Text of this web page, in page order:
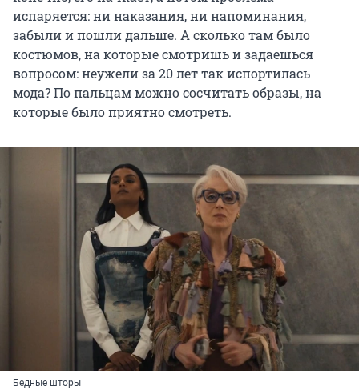
испаряется: ни наказания, ни напоминания,
забыли и пошли дальше. А сколько там было
костюмов, на которые смотришь и задаешься
вопросом: неужели за 20 лет так испортилась
мода? По пальцам можно сосчитать образы, на
которые было приятно смотреть.
Бедные шторы